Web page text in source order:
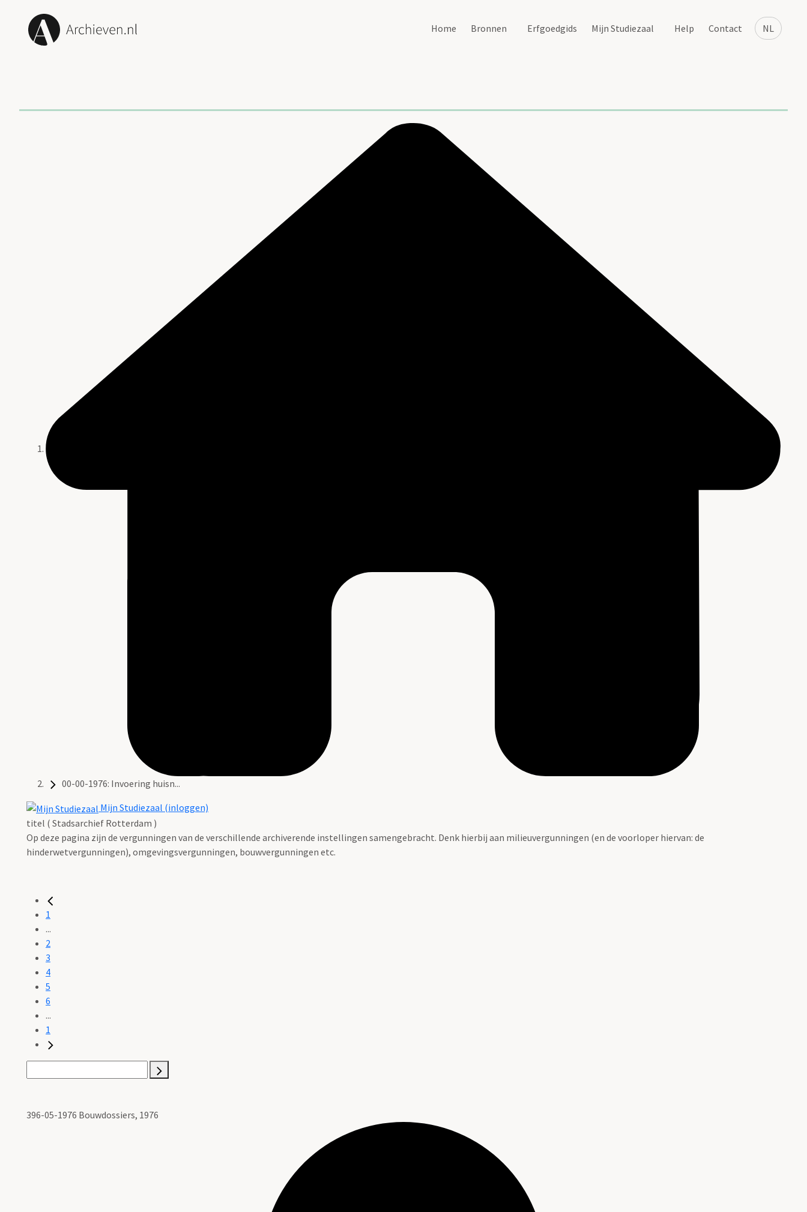
NL
Home Bronnen Erfgoedgids Mijn Studiezaal Help Contact
00-00-1976: Invoering huisn...
Mijn Studiezaal (inloggen)
titel ( Stadsarchief Rotterdam )
Op deze pagina zijn de vergunningen van de verschillende archiverende instellingen samengebracht. Denk hierbij aan milieuvergunningen (en de voorloper hiervan: de
hinderwetvergunningen), omgevingsvergunningen, bouwvergunningen etc.
1
...
2
3
4
5
6
...
1
396-05-1976 Bouwdossiers, 1976